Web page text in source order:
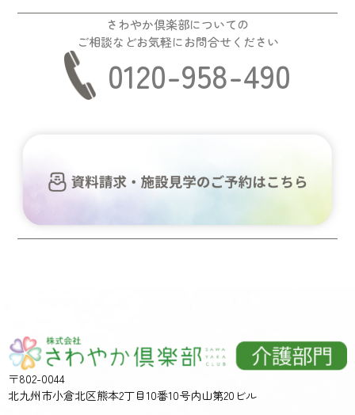
さわやか倶楽部についての
ご相談などお気軽にお問合せください
0120-958-490
〒802-0044
北九州市小倉北区熊本2丁目10番10号内山第20ビル